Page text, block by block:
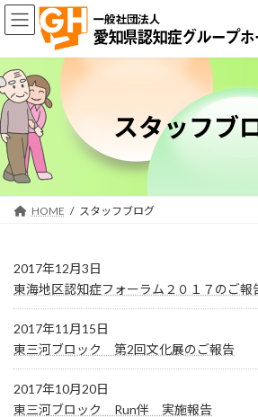
コ
ン
ン
ツ
へ
ス
キ
ッ
プ
ナ
ビ
ー
シ
ョ
ン
に
移
動
スタッフブ
HOME スタッフブログ
2017年12月3日
東海地区認知症フォーラム２０１７のご報
2017年11月15日
東三河ブロック 第2回文化展のご報告
2017年10月20日
東三河ブロック Run伴 実施報告